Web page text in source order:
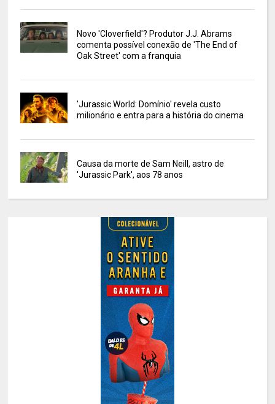
Novo 'Cloverfield'? Produtor J.J. Abrams
comenta possível conexão de 'The End of
Oak Street' com a franquia
'Jurassic World: Domínio' revela custo
milionário e entra para a história do cinema
Causa da morte de Sam Neill, astro de
'Jurassic Park', aos 78 anos